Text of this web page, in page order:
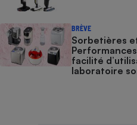
BRÈVE
Sorbetières
facilité
laboratoire